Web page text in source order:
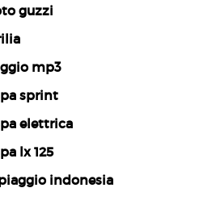
guzzi
mp3
sprint
elettrica
lx 125
indonesia